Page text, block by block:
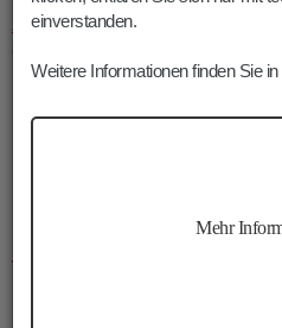
zum Radlsee und auf den
KLAUSNER HÜTTE
einverstanden.
Weitere Informationen finden Sie
Mehr